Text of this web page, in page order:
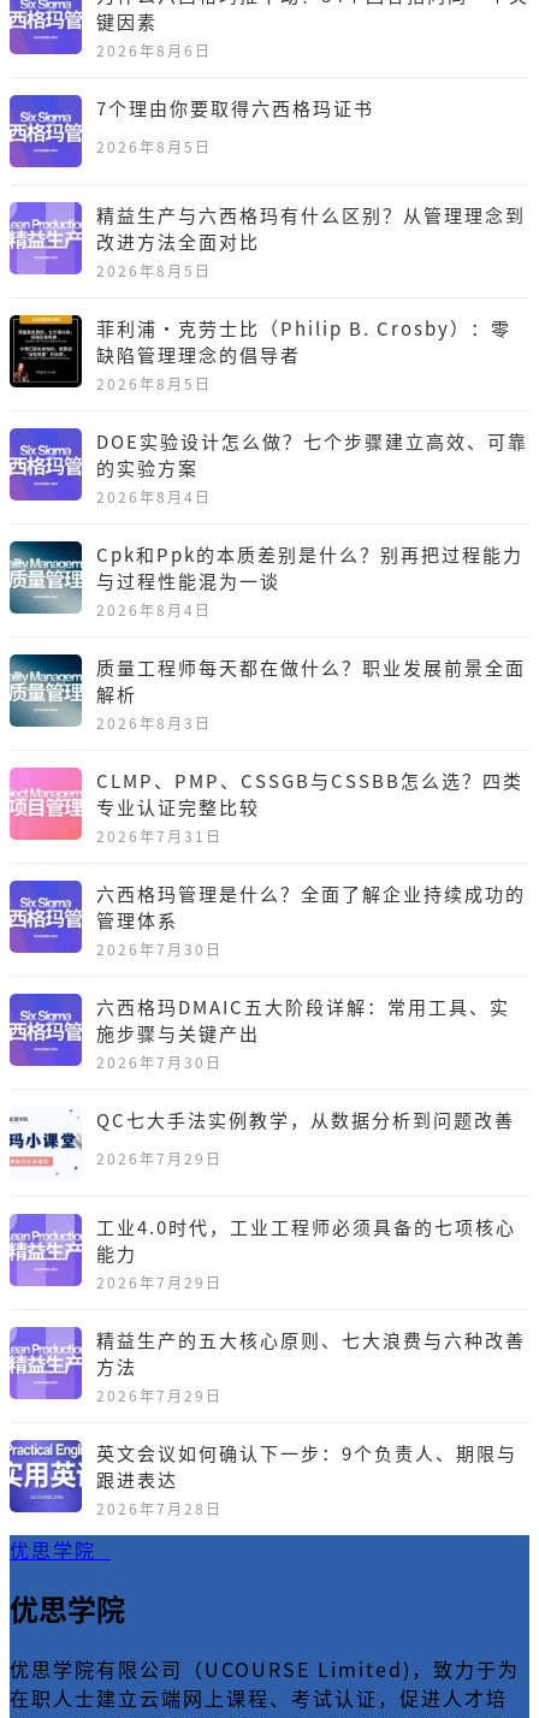
键因素
2026年8月6日
7个理由你要取得六西格玛证书
2026年8月5日
精益生产与六西格玛有什么区别？从管理理念到
改进方法全面对比
2026年8月5日
菲利浦·克劳士比（Philip B. Crosby）：零
缺陷管理理念的倡导者
2026年8月5日
DOE实验设计怎么做？七个步骤建立高效、可靠
的实验方案
2026年8月4日
Cpk和Ppk的本质差别是什么？别再把过程能力
与过程性能混为一谈
2026年8月4日
质量工程师每天都在做什么？职业发展前景全面
解析
2026年8月3日
CLMP、PMP、CSSGB与CSSBB怎么选？四类
专业认证完整比较
2026年7月31日
六西格玛管理是什么？全面了解企业持续成功的
管理体系
2026年7月30日
六西格玛DMAIC五大阶段详解：常用工具、实
施步骤与关键产出
2026年7月30日
QC七大手法实例教学，从数据分析到问题改善
2026年7月29日
工业4.0时代，工业工程师必须具备的七项核心
能力
2026年7月29日
精益生产的五大核心原则、七大浪费与六种改善
方法
2026年7月29日
英文会议如何确认下一步：9个负责人、期限与
跟进表达
2026年7月28日
优思学院
优思学院
优思学院有限公司（UCOURSE Limited)，致力于为
在职人士建立云端网上课程、考试认证，促进人才培